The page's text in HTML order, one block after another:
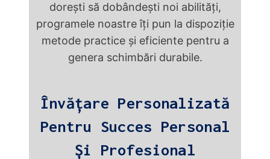
dorești să dobândești noi abilități,
programele noastre îți pun la dispoziție
metode practice și eficiente pentru a
genera schimbări durabile.
Învățare Personalizată
Pentru Succes Personal
Și Profesional